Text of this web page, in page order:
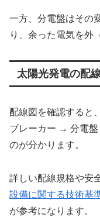
一方、分電盤はその
り、余った電気を外
太陽光発電の配
配線図を確認する
ブレーカー → 分電盤
のが分かります。
詳しい配線規格や安
設備に関する技術基
が参考になります。